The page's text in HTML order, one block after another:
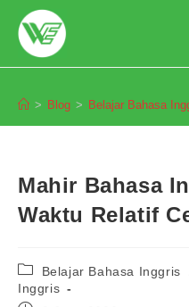
content
> Blog > Belajar Bahasa
Mahir Bahasa
Waktu Relatif
Post
category:
Belajar Bahasa Inggris
Inggris